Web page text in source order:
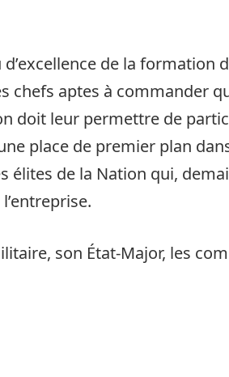
de la formation
chefs aptes à commander
doit leur permettre de
place de premier plan
élites de la Nation qui,
son État-Major, les